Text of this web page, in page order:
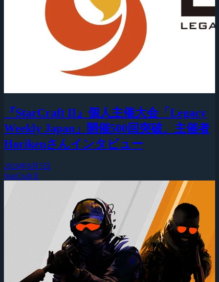
『StarCraft II』個人主催大会「Legacy
Weekly Japan」開催500回突破、主催者
Horikenさんインタビュー
2026年8月5日
StarCraft II